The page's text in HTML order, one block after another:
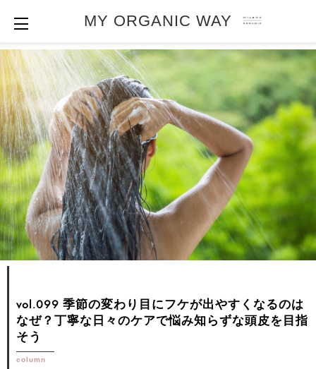
MY ORGANIC WAY
vol.099 季節の変わり目にフケが出やすくなるのは
なぜ？丁寧な日々のケアで悩み知らずな頭皮を目指
そう
column